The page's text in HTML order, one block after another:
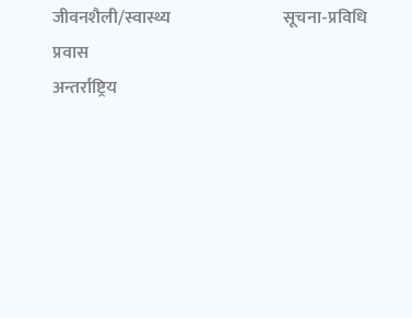
जीवनशैली/स्वास्थ्य
प्रवास
अन्तर्राष्ट्रिय
सूचना-प्रविधि